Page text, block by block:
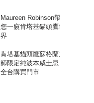
Maureen Robinson帶
您一窺肯塔基貓頭鷹世
界
肯塔基貓頭鷹蘇格蘭大
師限定純波本威士忌
全台購買門市